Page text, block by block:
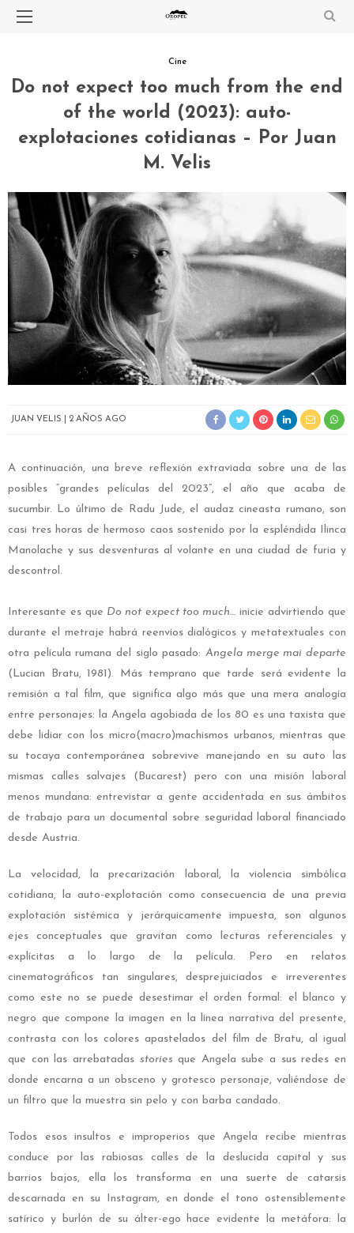
Cine
Do not expect too much from the end
of the world (2023): auto-
explotaciones cotidianas – Por Juan
M. Velis
JUAN VELIS 2 AÑOS AGO
A continuación, una breve reflexión extraviada sobre una de las
posibles “grandes películas del 2023”, el año que acaba de
sucumbir. Lo último de Radu Jude, el audaz cineasta rumano, son
casi tres horas de hermoso caos sostenido por la espléndida Ilinca
Manolache y sus desventuras al volante en una ciudad de furia y
descontrol.
Interesante es que Do not expect too much…inicie advirtiendo que
durante el metraje habrá reenvíos dialógicos y metatextuales con
otra película rumana del siglo pasado: Angela merge mai departe
(Lucian Bratu, 1981). Más temprano que tarde será evidente la
remisión a tal film, que significa algo más que una mera analogía
entre personajes: la Angela agobiada de los 80 es una taxista que
debe lidiar con los micro(macro)machismos urbanos, mientras que
su tocaya contemporánea sobrevive manejando en su auto las
mismas calles salvajes (Bucarest) pero con una misión laboral
menos mundana: entrevistar a gente accidentada en sus ámbitos
de trabajo para un documental sobre seguridad laboral financiado
desde Austria.
La velocidad, la precarización laboral, la violencia simbólica
cotidiana, la auto-explotación como consecuencia de una previa
explotación sistémica y jerárquicamente impuesta, son algunos
ejes conceptuales que gravitan como lecturas referenciales y
explícitas a lo largo de la película. Pero en relatos
cinematográficos tan singulares, desprejuiciados e irreverentes
como este no se puede desestimar el orden formal: el blanco y
negro que compone la imagen en la línea narrativa del presente,
contrasta con los colores apastelados del film de Bratu, al igual
que con las arrebatadas stories que Angela sube a sus redes en
donde encarna a un obsceno y grotesco personaje, valiéndose de
un filtro que la muestra sin pelo y con barba candado.
Todos esos insultos e improperios que Angela recibe mientras
conduce por las rabiosas calles de la deslucida capital y sus
barrios bajos, ella los transforma en una suerte de catarsis
descarnada en su Instagram, en donde el tono ostensiblemente
satírico y burlón de su álter-ego hace evidente la metáfora: la